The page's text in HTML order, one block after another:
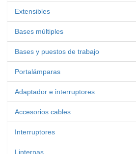
Extensibles
Bases múltiples
Bases y puestos de trabajo
Portalámparas
Adaptador e interruptores
Accesorios cables
Interruptores
Linternas